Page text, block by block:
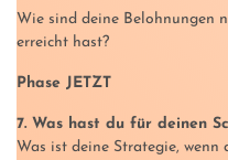
Wie sind deine Belohnungen
erreicht hast?
Phase JETZT
7. Was hast du für deinen
Was ist deine Strategie,